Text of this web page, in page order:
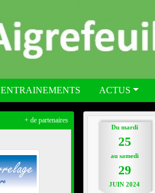
ENTRAINEMENTS ACTUS
Du mardi
25
au samedi
29
JUIN 2024
+ de partenaires